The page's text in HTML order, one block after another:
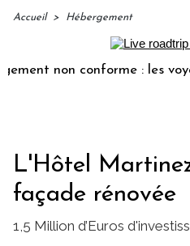
Accueil > Hébergement
non conforme : les
L'Hôtel
façade rénovée
1,5 Million d’Euros